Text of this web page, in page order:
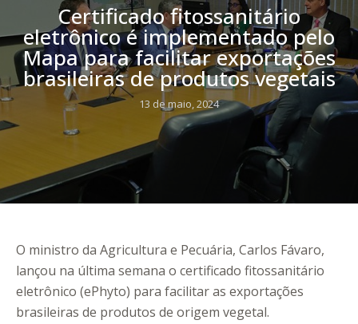
Certificado fitossanitário
eletrônico é implementado pelo
Mapa para facilitar exportações
brasileiras de produtos vegetais
13 de maio, 2024
O ministro da Agricultura e Pecuária, Carlos Fávaro,
lançou na última semana o certificado fitossanitário
eletrônico (ePhyto) para facilitar as exportações
brasileiras de produtos de origem vegetal.